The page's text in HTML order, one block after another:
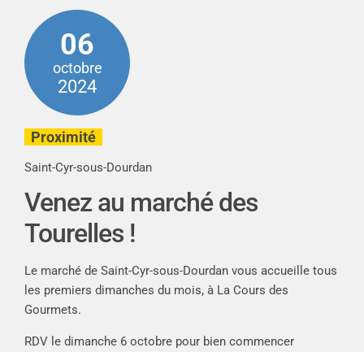
06
octobre
2024
Proximité
Saint-Cyr-sous-Dourdan
Venez au marché des
Tourelles !
Le marché de Saint-Cyr-sous-Dourdan vous accueille tous
les premiers dimanches du mois, à La Cours des
Gourmets.
RDV le dimanche 6 octobre pour bien commencer